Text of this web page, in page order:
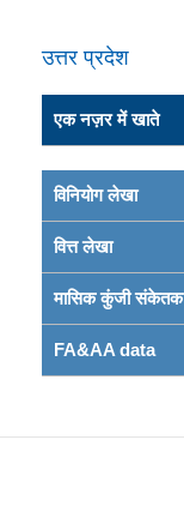
उत्तर प्रदेश
एक नज़र में खाते
विनियोग लेखा
वित्त लेखा
मासिक कुंजी संकेतक
FA&AA data